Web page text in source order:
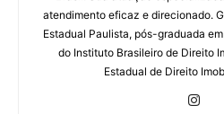
atendimento eficaz e direcionado.
Estadual Paulista, pós-graduada
do Instituto Brasileiro de Direito
Estadual de Direito